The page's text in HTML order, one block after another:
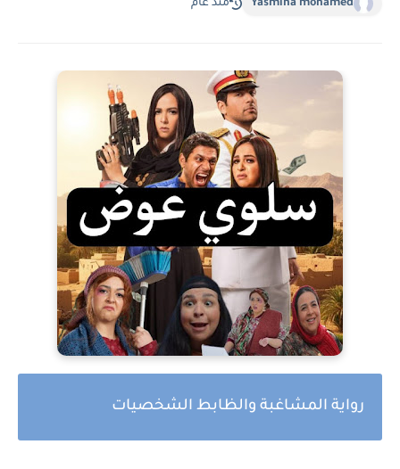
Yasmina mohamed منذ عام
رواية المشاغبة والظابط الشخصيات